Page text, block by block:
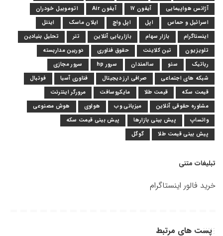
آژانس هواپیمایی
آیفون 17 آیفون Air
اتوموبیل خودران
اسرائیل و حماس
اپل اپل واچ ایلان ماسک
اینتل
اینستاگرام
بازار سهام بازاریابی آنلاین تتر
تحلیل بنیادین
تلویزیون
تین کلاینت حقوق فناوری
دوربین مداربسته
رباتیک
سئو سالمندان سرور hp
سرور مجازی
شبکه های اجتماعی
صرافی ارز دیجیتال فناوری آسیا
فوتبال
قیمت سکه
قیمت طلا مایکروسافت
مرورگر اینترنت
مشاوره حقوقی آنلاین
میزبانی وب هواوی
هوش مصنوعی
واتساپ
پیش بینی بازارها
پیش بینی قیمت سکه
پیش بینی قیمت طلا
گوگل
تبلیغات متنی
خرید فالور اینستاگرام
پست های مرتبط